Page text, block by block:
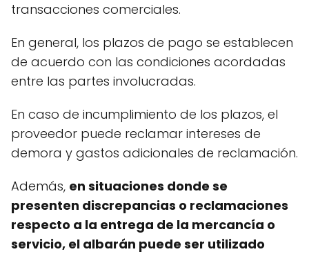
transacciones comerciales.
En general, los plazos de pago se establecen
de acuerdo con las condiciones acordadas
entre las partes involucradas.
En caso de incumplimiento de los plazos, el
proveedor puede reclamar intereses de
demora y gastos adicionales de reclamación.
Además, en situaciones donde se
presenten discrepancias o reclamaciones
respecto a la entrega de la mercancía o
servicio, el albarán puede ser utilizado